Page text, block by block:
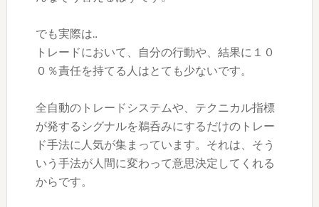
でも実際は…
トレードにおいて、自分の行動や、結果に１０
０％責任を持てる人はとても少ないです。
全自動のトレードシステムや、テクニカル指標
が発するシグナルを鵜呑みにするだけのトレー
ド手法に人気が集まっています。それは、そう
いう手法が人間に変わって意思決定してくれる
からです。